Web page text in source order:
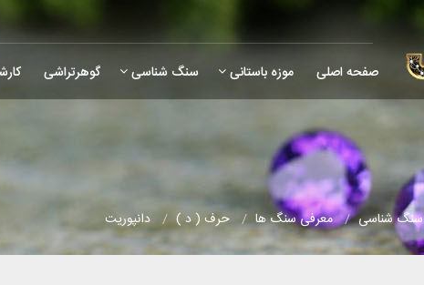
صفحه اصلی موزه باستانی سنگ شناسی گوهرتراشی
سنگ شناسی معرفی سنگ ها حرف ( د ) دانپوریت